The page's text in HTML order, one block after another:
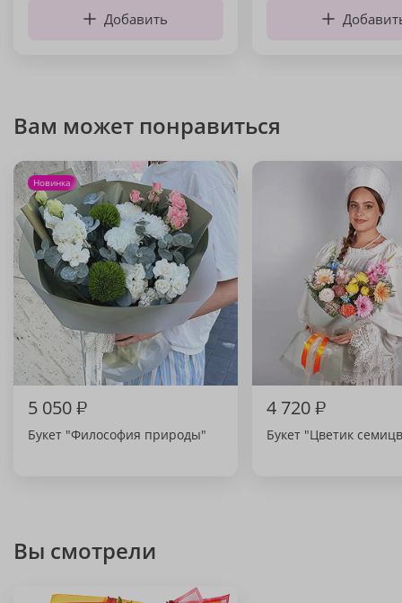
Добавить
Вам может понравиться
Новинка
5 050₽
Букет "Философия природы"
4 720₽
Букет "Цветик
Вы смотрели